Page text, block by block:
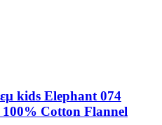
kids Elephant 074
Cotton Flannel